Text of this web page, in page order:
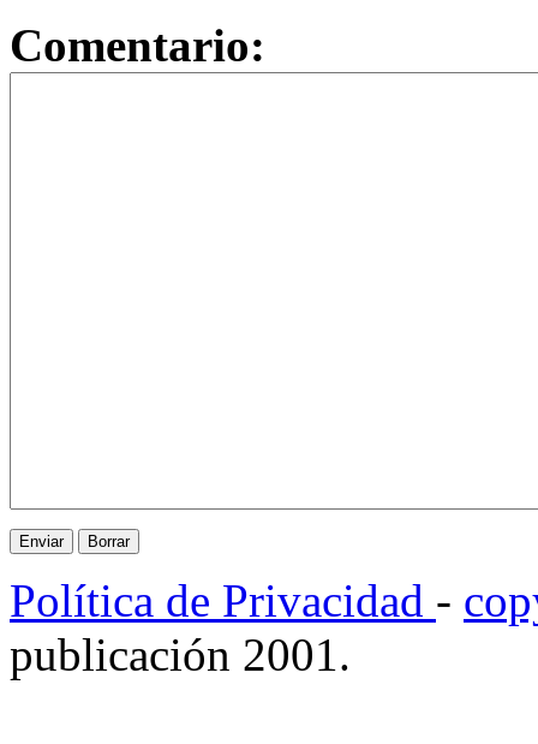
Comentario:
Política de Privacidad -
publicación 2001.